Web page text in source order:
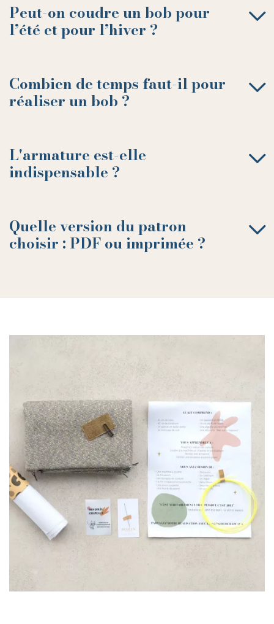
Peut-on coudre un bob pour
l’été et pour l’hiver ?
Combien de temps faut-il pour
réaliser un bob ?
L'armature est-elle
indispensable ?
Quelle version du patron
choisir : PDF ou imprimée ?